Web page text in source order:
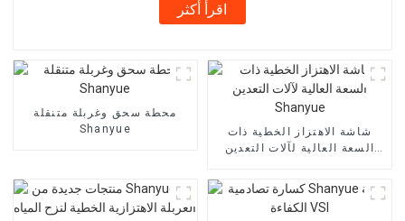
اقرأ أكثر
محطة سحق وغربلة متنقلة
Shanyue
شاشة الاهتزاز الخطية ذات
السعة العالية لآلات التعدين